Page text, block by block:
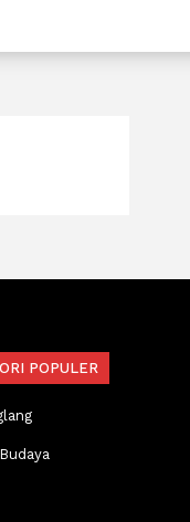
POPULER